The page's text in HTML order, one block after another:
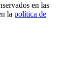
en las
la política de